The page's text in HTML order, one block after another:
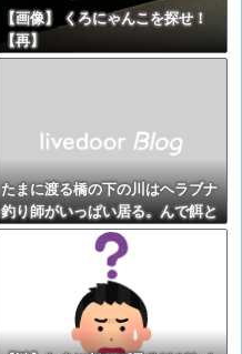
【画像】 くろにゃんこを探せ！
【再】
たまに渡る橋の下の川はヘラブナ
釣り師がいっぱい居る。んで餌と
か貰えるからだろうか、野良猫も
結構居る。【再】